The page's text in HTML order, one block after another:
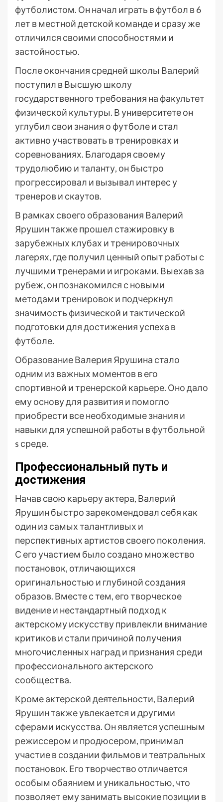
футболистом. Он начал играть в футбол в 6
лет в местной детской команде и сразу же
отличился своими способностями и
застойностью.
После окончания средней школы Валерий
поступил в Высшую школу
государственного требования на факультет
физической культуры. В университете он
углубил свои знания о футболе и стал
активно участвовать в тренировках и
соревнованиях. Благодаря своему
трудолюбию и таланту, он быстро
прогрессировал и вызывал интерес у
тренеров и скаутов.
В рамках своего образования Валерий
Ярушин также прошел стажировку в
зарубежных клубах и тренировочных
лагерях, где получил ценный опыт работы с
лучшими тренерами и игроками. Выехав за
рубеж, он познакомился с новыми
методами тренировок и подчеркнул
значимость физической и тактической
подготовки для достижения успеха в
футболе.
Образование Валерия Ярушина стало
одним из важных моментов в его
спортивной и тренерской карьере. Оно дало
ему основу для развития и помогло
приобрести все необходимые знания и
навыки для успешной работы в футбольной
s среде.
Профессиональный путь и
достижения
Начав свою карьеру актера, Валерий
Ярушин быстро зарекомендовал себя как
один из самых талантливых и
перспективных артистов своего поколения.
С его участием было создано множество
постановок, отличающихся
оригинальностью и глубиной создания
образов. Вместе с тем, его творческое
видение и нестандартный подход к
актерскому искусству привлекли внимание
критиков и стали причиной получения
многочисленных наград и признания среди
профессионального актерского
сообщества.
Кроме актерской деятельности, Валерий
Ярушин также увлекается и другими
сферами искусства. Он является успешным
режиссером и продюсером, принимал
участие в создании фильмов и театральных
постановок. Его творчество отличается
особым обаянием и уникальностью, что
позволяет ему занимать высокие позиции в